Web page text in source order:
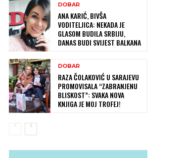
DOBAR
ANA KARIĆ, BIVŠA
VODITELJICA: NEKADA JE
GLASOM BUDILA SRBIJU,
DANAS BUDI SVIJEST BALKANA
DOBAR
RAZA ČOLAKOVIĆ U SARAJEVU
PROMOVISALA “ZABRANJENU
BLISKOST”: SVAKA NOVA
KNJIGA JE MOJ TROFEJ!